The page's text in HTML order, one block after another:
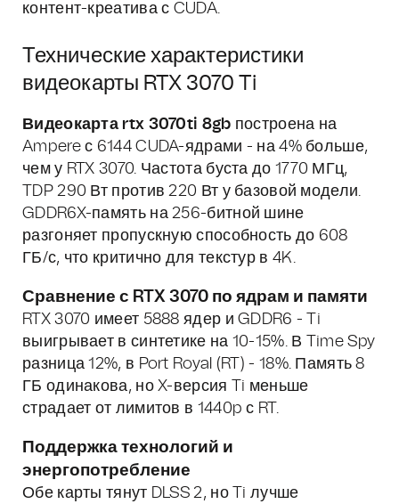
контент-креатива с CUDA.
Технические характеристики
видеокарты RTX 3070 Ti
Видеокарта rtx 3070ti 8gb построена на
Ampere с 6144 CUDA-ядрами - на 4% больше,
чем у RTX 3070. Частота буста до 1770 МГц,
TDP 290 Вт против 220 Вт у базовой модели.
GDDR6X-память на 256-битной шине
разгоняет пропускную способность до 608
ГБ/с, что критично для текстур в 4K.
Сравнение с RTX 3070 по ядрам и памяти
RTX 3070 имеет 5888 ядер и GDDR6 - Ti
выигрывает в синтетике на 10-15%. В Time Spy
разница 12%, в Port Royal (RT) - 18%. Память 8
ГБ одинакова, но X-версия Ti меньше
страдает от лимитов в 1440p с RT.
Поддержка технологий и
энергопотребление
Обе карты тянут DLSS 2, но Ti лучше